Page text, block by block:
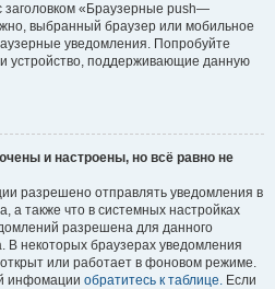
заголовком «Браузерные push—
выбранный браузер или мобильное
уведомления. Попробуйте
устройство, поддерживающие данную
и настроены, но всё равно не
разрешено отправлять уведомления в
а также что в системных настройках
разрешена для данного
В некоторых браузерах уведомления
или работает в фоновом режиме.
инфомации обратитесь к таблице. Если